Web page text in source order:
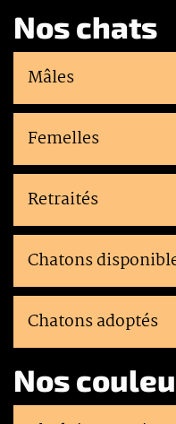
Nos chats
Mâles
Femelles
Retraités
Chatons
Chatons adoptés
Nos